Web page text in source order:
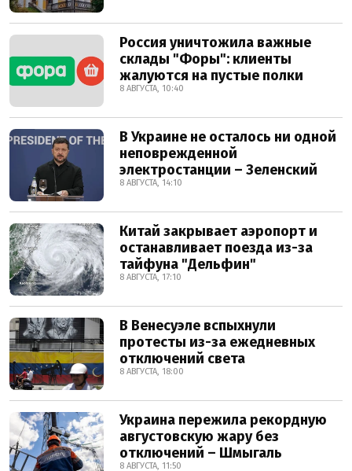
Россия уничтожила важные
склады "Форы": клиенты
жалуются на пустые полки
8 АВГУСТА, 10:40
В Украине не осталось ни одной
неповрежденной
электростанции – Зеленский
8 АВГУСТА, 14:10
Китай закрывает аэропорт и
останавливает поезда из-за
тайфуна "Дельфин"
8 АВГУСТА, 17:10
В Венесуэле вспыхнули
протесты из-за ежедневных
отключений света
8 АВГУСТА, 18:00
Украина пережила рекордную
августовскую жару без
отключений – Шмыгаль
8 АВГУСТА, 11:50